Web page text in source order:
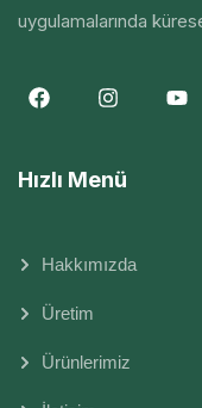
uygulamalarında
Hızlı Menü
Hakkımızda
Üretim
Ürünlerimiz